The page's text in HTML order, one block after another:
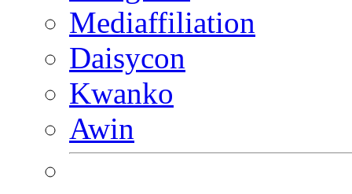
Mediaffiliation
Daisycon
Kwanko
Awin